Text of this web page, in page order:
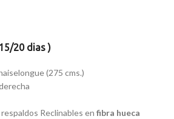
20 dias )
(275 cms.)
Reclinables en fibra hueca